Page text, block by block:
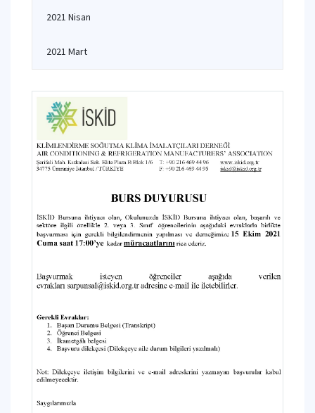
2021 Nisan
2021 Mart